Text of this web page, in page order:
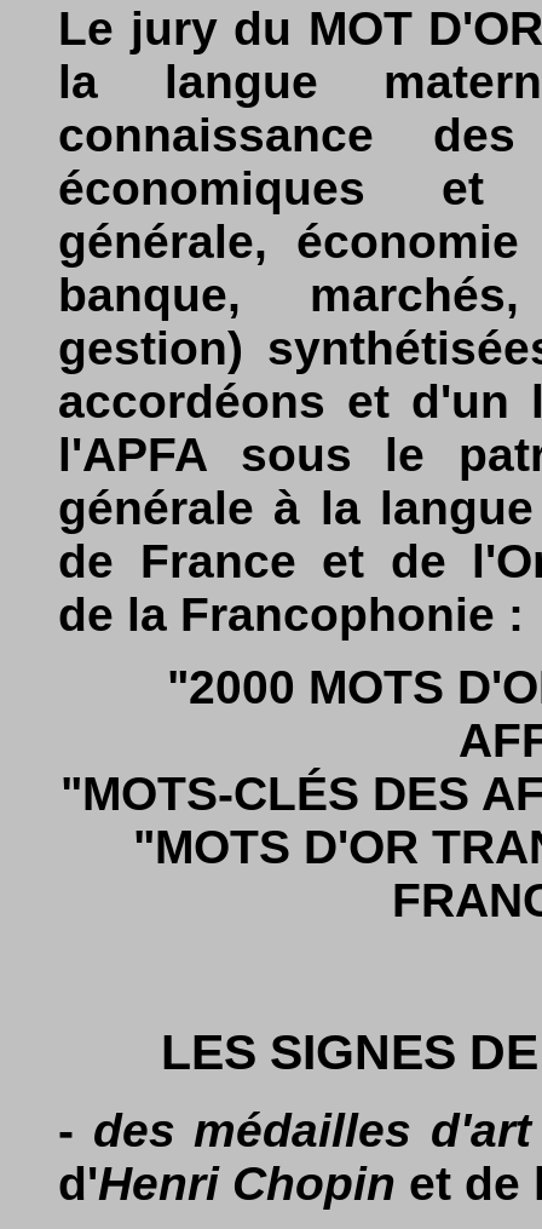
Le jury du MOT
la langue
connaissance
économiques et
générale,
banque,
gestion)
accordéons et d'un
l'APFA sous le
générale à la
de France et de
de la Francophonie :
"2000 MOTS
"MOTS-CLÉS DES
"MOTS D'OR
LES SIGNES
- des médailles d'art
d'Henri Chopin et de